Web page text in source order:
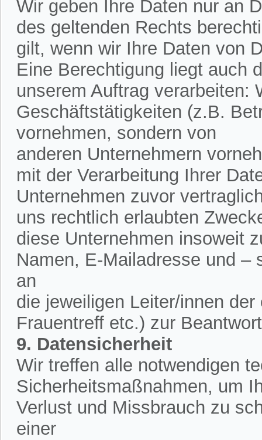
Wir geben Ihre Daten nur an
des geltenden Rechts
gilt, wenn wir Ihre Daten von
Eine Berechtigung liegt auch
unserem Auftrag verarbeiten:
Geschäftstätigkeiten (z.B.
vornehmen, sondern von
anderen Unternehmern
mit der Verarbeitung Ihrer
Unternehmen zuvor
uns rechtlich erlaubten
diese Unternehmen insoweit
Namen, E-Mailadresse und –
an
die jeweiligen Leiter/innen
Frauentreff etc.) zur
9. Datensicherheit
Wir treffen alle notwendigen
Sicherheitsmaßnahmen, um
Verlust und Missbrauch zu
einer